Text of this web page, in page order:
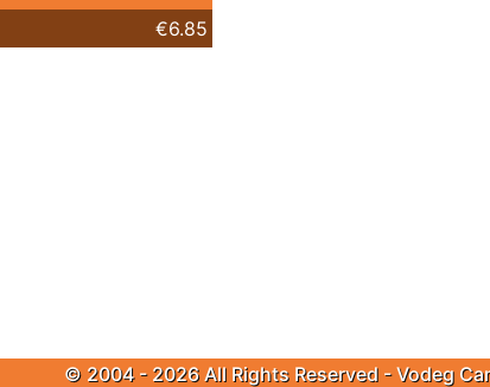
€6.85
© 2004 - 2026 All Rights Reserved - Vodeg